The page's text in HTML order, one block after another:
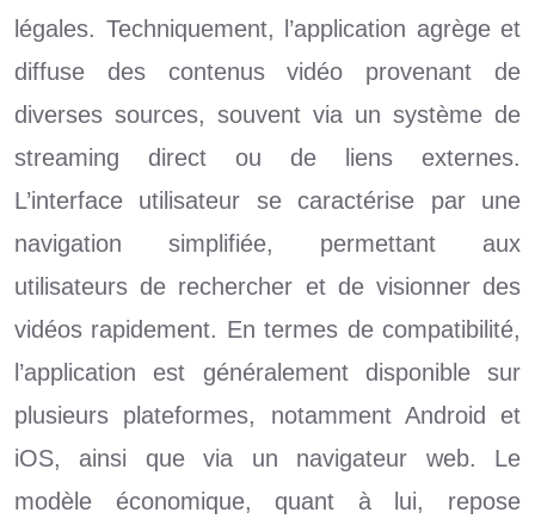
légales. Techniquement, l’application agrège et
diffuse des contenus vidéo provenant de
diverses sources, souvent via un système de
streaming direct ou de liens externes.
L’interface utilisateur se caractérise par une
navigation simplifiée, permettant aux
utilisateurs de rechercher et de visionner des
vidéos rapidement. En termes de compatibilité,
l’application est généralement disponible sur
plusieurs plateformes, notamment Android et
iOS, ainsi que via un navigateur web. Le
modèle économique, quant à lui, repose